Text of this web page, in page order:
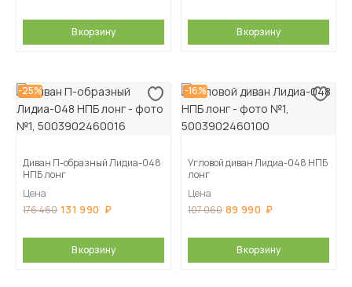
В корзину В корзину
-25%
Диван П-образный Лидиа-048
НПБ лонг
Цена
176 460 131 990
В корзину
-16%
Угловой диван Лидиа-048 НПБ
лонг
Цена
107 060 89 990
В корзину